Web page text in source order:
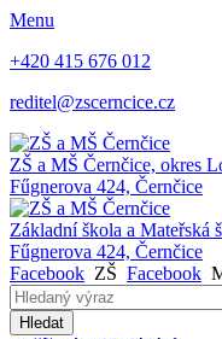
Menu
+420 415 676 012
reditel@zscerncice.cz
ZŠ a MŠ Černčice, okres
Fűgnerova 424, Černčice
Základní škola a Mateřská
Fűgnerova 424, Černčice
Facebook ZŠ Facebook
Hledat